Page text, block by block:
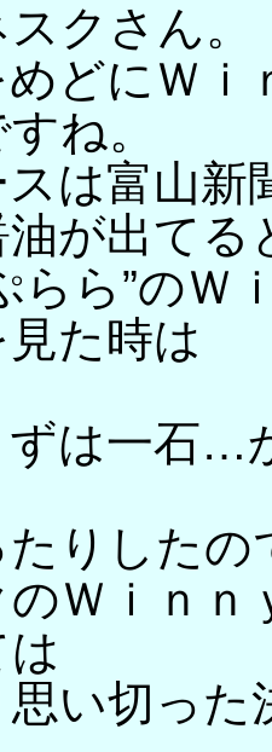
クさん。
めどにＷ
ね。
スは富山
油が出てる
らら”のＷ
た時は
一石…
たりしたの
Ｗｉｎｎ
い切った